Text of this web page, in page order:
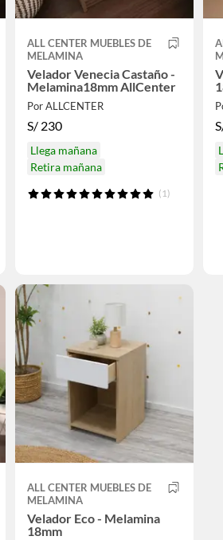
ALL CENTER MUEBLES DE
MELAMINA
Velador Venecia Castaño -
Melamina18mm AllCenter
Por ALLCENTER
S/ 230
Llega mañana
Retira mañana
(1)
ALL CENTER MUEBLES DE
MELAMINA
Velador Eco - Melamina
18mm